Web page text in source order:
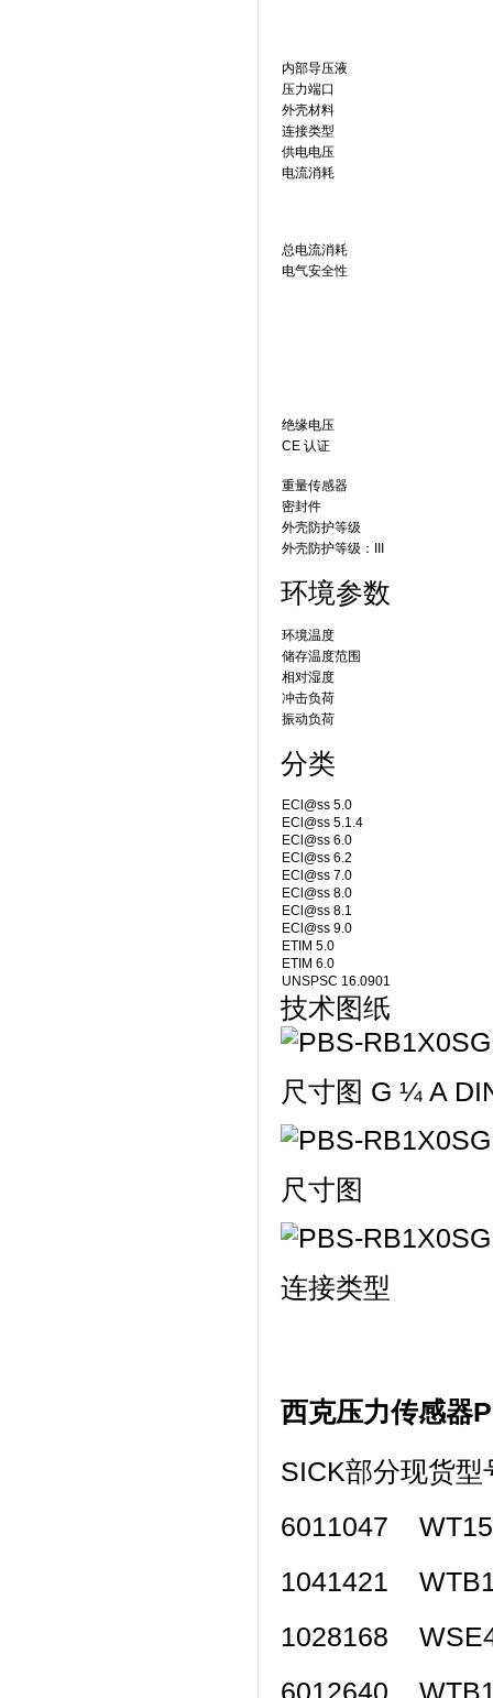
内部导压液
压力端口
外壳材料
连接类型
供电电压
电流消耗
总电流消耗
电气安全性
绝缘电压
CE 认证
重量传感器
密封件
外壳防护等级
外壳防护等级：III
环境参数
环境温度
储存温度范围
相对湿度
冲击负荷
振动负荷
分类
ECl@ss 5.0
ECl@ss 5.1.4
ECl@ss 6.0
ECl@ss 6.2
ECl@ss 7.0
ECl@ss 8.0
ECl@ss 8.1
ECl@ss 9.0
ETIM 5.0
ETIM 6.0
UNSPSC 16.0901
技术图纸
尺寸图 G ¼ A
尺寸图
连接类型
西克压力传感器
SICK部分现货型
6011047
1041421
1028168
6012640